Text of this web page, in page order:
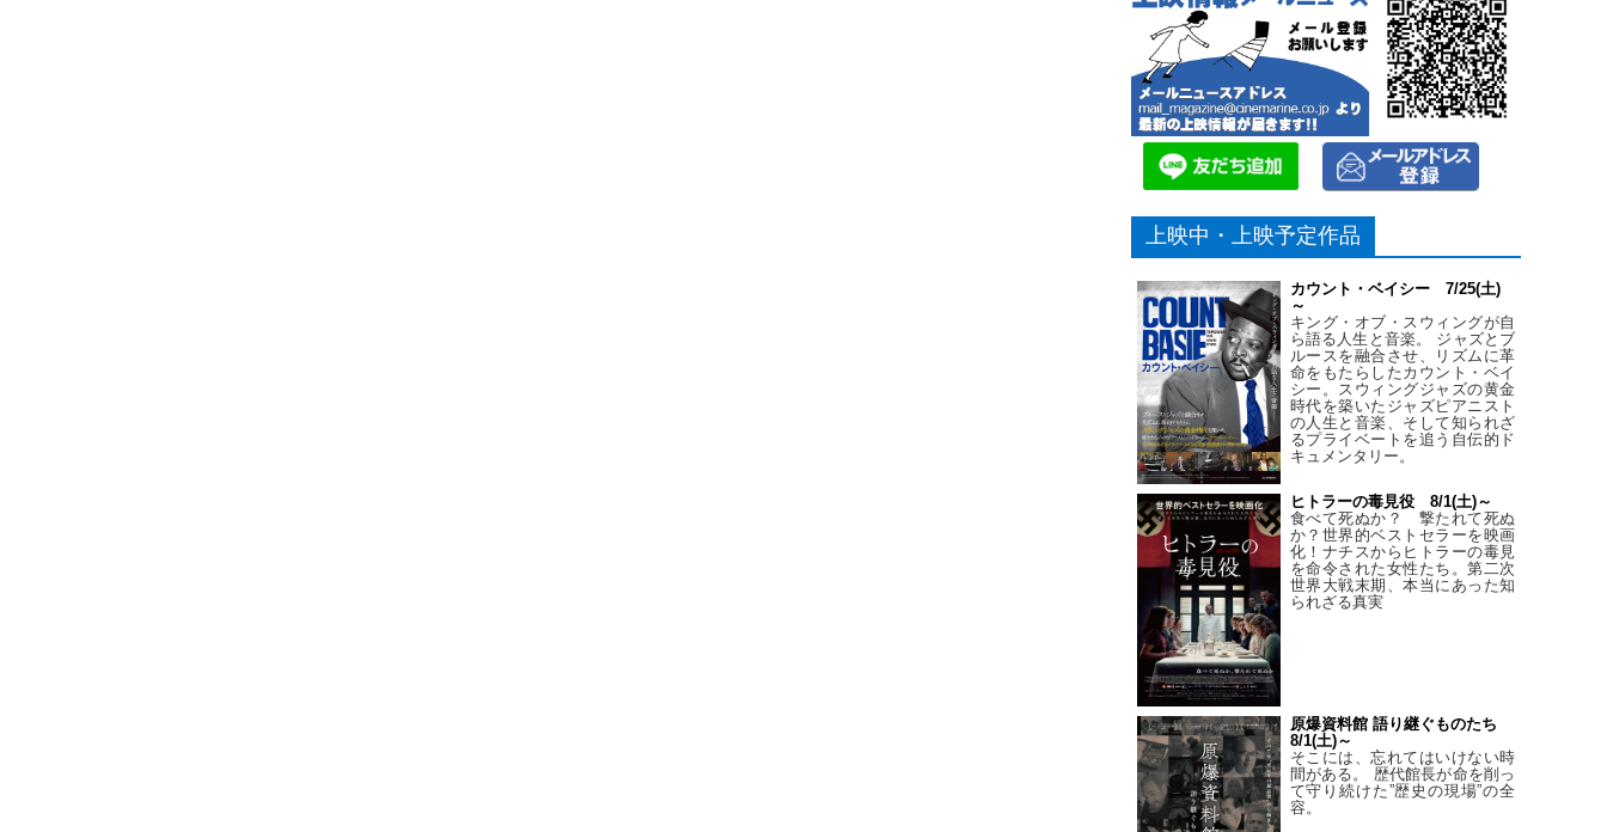
上映中・上映予定作品
カウント・ベイシー 7/25(土)
～
キング・オブ・スウィングが自
ら語る人生と音楽。 ジャズとブ
ルースを融合させ、リズムに革
命をもたらしたカウント・ベイ
シー。スウィングジャズの黄金
時代を築いたジャズピアニスト
の人生と音楽、そして知られざ
るプライベートを追う自伝的ド
キュメンタリー。
ヒトラーの毒見役 8/1(土)～
食べて死ぬか？ 撃たれて死ぬ
か？世界的ベストセラーを映画
化！ナチスからヒトラーの毒見
を命令された女性たち。第二次
世界大戦末期、本当にあった知
られざる真実
原爆資料館 語り継ぐものたち
8/1(土)～
そこには、忘れてはいけない時
間がある。 歴代館長が命を削っ
て守り続けた”歴史の現場”の全
容。